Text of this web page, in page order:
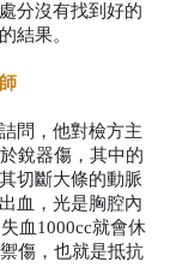
分沒有找到好的
結果。
問，他對檢方主
銳器傷，其中的
切斷大條的動脈
血，光是胸腔內
血1000cc就會休
傷，也就是抵抗